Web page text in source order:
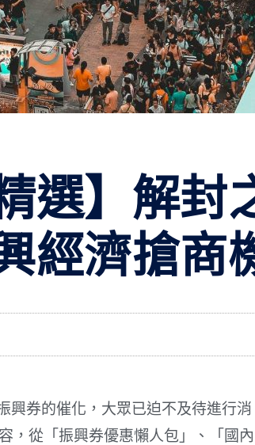
選】解封
經濟搶商
興券的催化，大眾已迫不及待進行消
，從「振興券優惠懶人包」、「國內